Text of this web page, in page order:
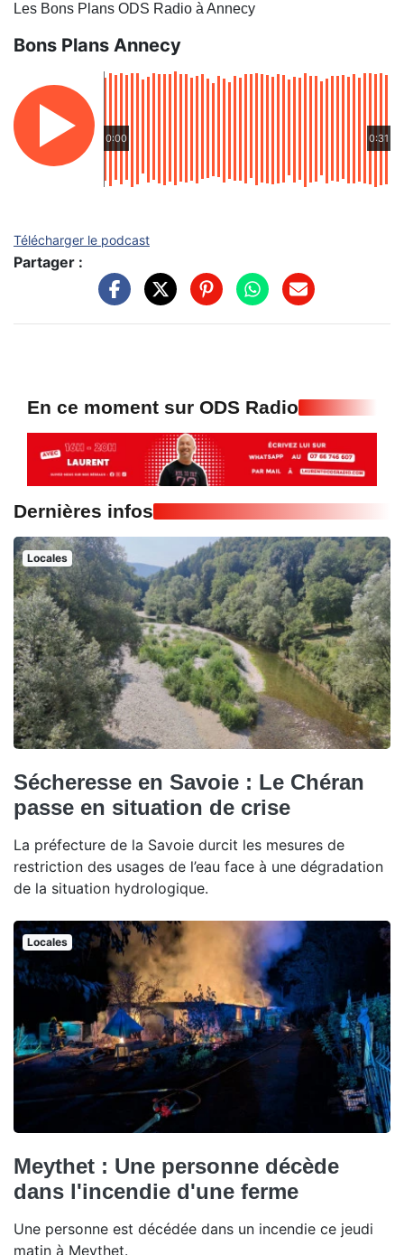
Les Bons Plans ODS Radio à Annecy
Bons Plans Annecy
0:00 0:31
Télécharger le podcast
Partager :
En ce moment sur ODS Radio
Dernières infos
Locales
Sécheresse en Savoie : Le Chéran
passe en situation de crise
La préfecture de la Savoie durcit les mesures de
restriction des usages de l’eau face à une dégradation
de la situation hydrologique.
Locales
Meythet : Une personne décède
dans l'incendie d'une ferme
Une personne est décédée dans un incendie ce jeudi
matin à Meythet.